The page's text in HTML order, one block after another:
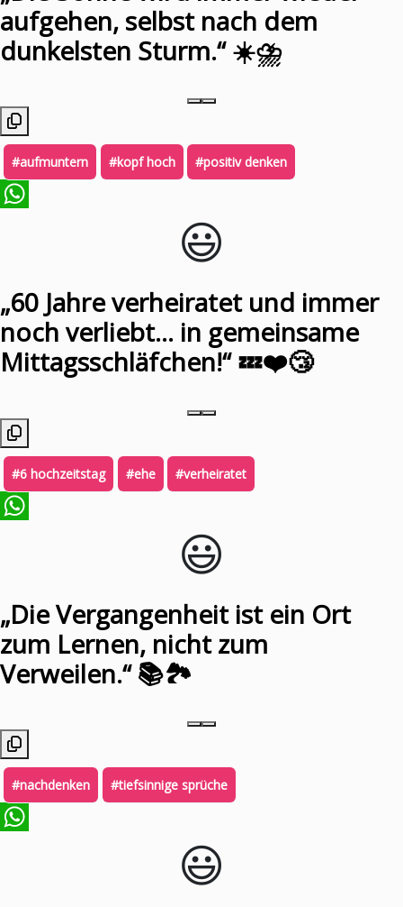
aufgehen, selbst nach dem
dunkelsten Sturm.“ ☀️⛈️
#aufmuntern #kopf hoch #positiv denken
😃️
„60 Jahre verheiratet und immer
noch verliebt… in gemeinsame
Mittagsschläfchen!“ 💤❤️😴
#6 hochzeitstag #ehe #verheiratet
😃️
„Die Vergangenheit ist ein Ort
zum Lernen, nicht zum
Verweilen.“ 📚🏞️
#nachdenken #tiefsinnige sprüche
😃️